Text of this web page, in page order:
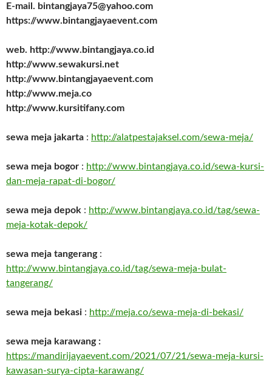
E-mail. bintangjaya75@yahoo.com
https://www.bintangjayaevent.com
web. http://www.bintangjaya.co.id
http://www.sewakursi.net
http://www.bintangjayaevent.com
http://www.meja.co
http://www.kursitifany.com
sewa meja jakarta : http://alatpestajaksel.com/sewa-meja/
sewa meja bogor : http://www.bintangjaya.co.id/sewa-kursi-
dan-meja-rapat-di-bogor/
sewa meja depok : http://www.bintangjaya.co.id/tag/sewa-
meja-kotak-depok/
sewa meja tangerang:
http://www.bintangjaya.co.id/tag/sewa-meja-bulat-
tangerang/
sewa meja bekasi : http://meja.co/sewa-meja-di-bekasi/
sewa meja karawang :
https://mandirijayaevent.com/2021/07/21/sewa-meja-kursi-
kawasan-surya-cipta-karawang/